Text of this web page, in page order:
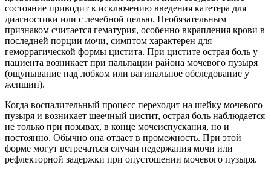
состояние приводит к исключению введения катетера для
диагностики или с лечебной целью. Необязательным
признаком считается гематурия, особенно вкрапления крови в
последней порции мочи, симптом характерен для
геморрагической формы цистита. При цистите острая боль у
пациента возникает при пальпации района мочевого пузыря
(ощупывание над лобком или вагинальное обследование у
женщин).
Когда воспалительный процесс переходит на шейку мочевого
пузыря и возникает шеечный цистит, острая боль наблюдается
не только при позывах, в конце мочеиспускания, но и
постоянно. Обычно она отдает в промежность. При этой
форме могут встречаться случаи недержания мочи или
рефлекторной задержки при опустошении мочевого пузыря.